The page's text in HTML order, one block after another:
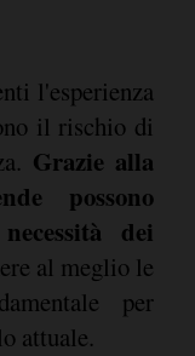
l'esperienza
il rischio di
Grazie alla
possono
dei
al meglio le
per
attuale.